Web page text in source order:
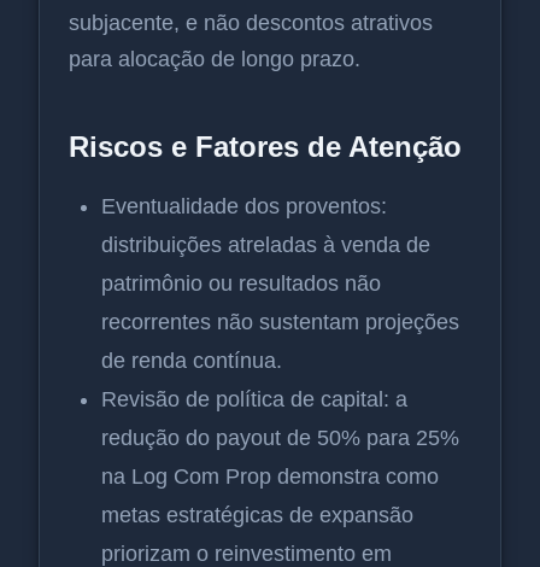
subjacente, e não descontos atrativos
para alocação de longo prazo.
Riscos e Fatores de Atenção
Eventualidade dos proventos:
distribuições atreladas à venda de
patrimônio ou resultados não
recorrentes não sustentam projeções
de renda contínua.
Revisão de política de capital: a
redução do payout de 50% para 25%
na Log Com Prop demonstra como
metas estratégicas de expansão
priorizam o reinvestimento em